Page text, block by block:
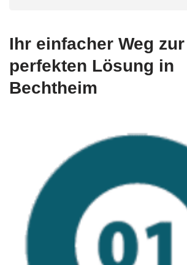
Ihr einfacher Weg zur
perfekten Lösung in
Bechtheim